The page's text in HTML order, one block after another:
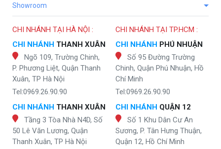
Showroom
CHI NHÁNH TẠI HÀ NỘI :
CHI NHÁNH THANH XUÂN
Ngõ 109, Trường Chinh,
P. Phương Liệt, Quận Thanh
Xuân, TP Hà Nội
Tel:0969.26.90.90
CHI NHÁNH THANH XUÂN
Tầng 3 Tòa Nhà N4D, Số
50 Lê Văn Lương, Quận
Thanh Xuân, TP Hà Nội
CHI NHÁNH TẠI TP.HCM :
CHI NHÁNH PHÚ NHUẬN
Số 95 Đường Trường
Chinh, Quận Phú Nhuận, Hồ
Chí Minh
Tel:0969.26.90.90
CHI NHÁNH QUẬN 12
Số 1 Khu Dân Cư An
Sương, P. Tân Hưng Thuận,
Quận 12, Hồ Chí Minh